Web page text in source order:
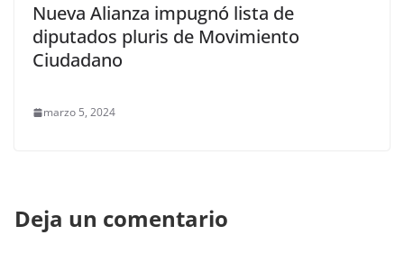
Nueva Alianza impugnó lista de
diputados pluris de Movimiento
Ciudadano
marzo 5, 2024
Deja un comentario